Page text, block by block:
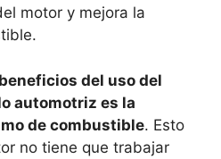
motor y mejora la
del uso del
automotriz es la
de combustible. Esto
no tiene que trabajar